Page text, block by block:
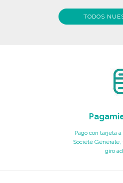
TODOS
Pago con tarjeta
Société
giro